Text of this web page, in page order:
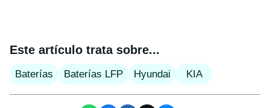
Este artículo trata sobre...
Baterías Baterías LFP Hyundai KIA